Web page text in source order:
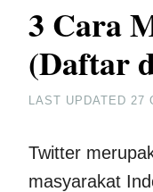
3 Cara
(Daftar
LAST UPDATED 27
Twitter
masyarakat